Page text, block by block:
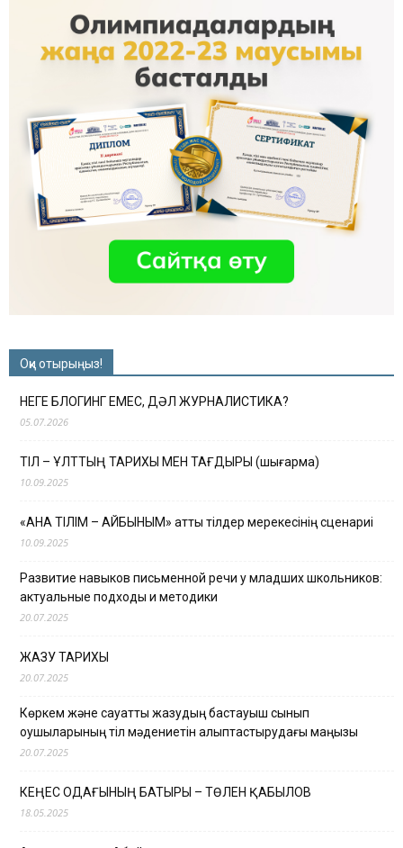
Оқи отырыңыз!
НЕГЕ БЛОГИНГ ЕМЕС, ДӘЛ ЖУРНАЛИСТИКА?
05.07.2026
ТІЛ – ҰЛТТЫҢ ТАРИХЫ МЕН ТАҒДЫРЫ (шығарма)
10.09.2025
«АНА ТІЛІМ – АЙБЫНЫМ» атты тілдер мерекесінің сценариі
10.09.2025
Развитие навыков письменной речи у младших школьников:
актуальные подходы и методики
20.07.2025
ЖАЗУ ТАРИХЫ
20.07.2025
Көркем және сауатты жазудың бастауыш сынып
оқушыларының тіл мәдениетін қалыптастырудағы маңызы
20.07.2025
КЕҢЕС ОДАҒЫНЫҢ БАТЫРЫ – ТӨЛЕН ҚАБЫЛОВ
18.05.2025